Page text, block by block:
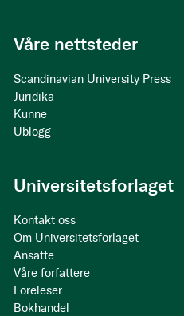
Våre nettsteder
Scandinavian University Press
Juridika
Kunne
Ublogg
Universitetsforlaget
Kontakt oss
Om Universitetsforlaget
Ansatte
Våre forfattere
Foreleser
Bokhandel